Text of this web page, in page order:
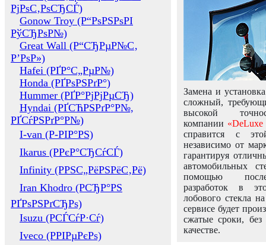
РјРѕС‚РѕСЂСЃ)
Gonow Troy (Р“РѕРЅРѕРІ
РўСЂРѕР№)
Great Wall (Р“СЂРµР№С‚
Р’РѕР»)
Hafei (РҐР°С„РµР№)
Honda (РҐРѕРЅРґР°)
Hummer (РҐР°РјРјРµСЂ)
Hyndai (РҐСЋРЅРґР°Р№,
РҐСѓРЅРґР°Р№)
I-van (Р-РІР°РЅ)
Ikarus (РРєР°СЂСѓСЃ)
Infinity (РРЅС„РёРЅРёС‚Рё)
Iran Khodro (РСЂР°РЅ
РҐРѕРЅРґСЂРѕ)
Isuzu (РСЃСѓР·Сѓ)
Iveco (РРІРµРєРѕ)
Замена и
сложный,
высокой
компании «DeLuxe
справится с
независимо от
гарантируя
автомобильных
помощью
разработок в
лобового стекла
сервисе будет
сжатые сроки,
качестве.